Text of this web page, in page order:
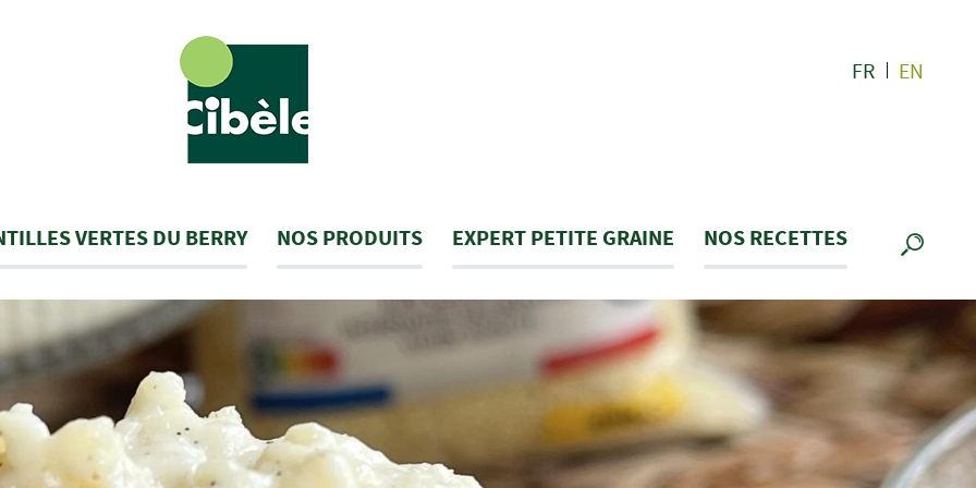
FR EN
VERTES DU BERRY NOS PRODUITS EXPERT PETITE GRAINE NOS RECETTES